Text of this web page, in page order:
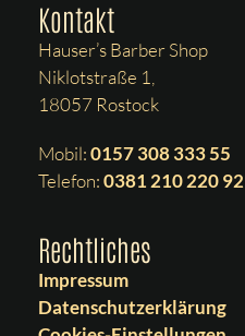
Kontakt
Hauser’s Barber Shop
Niklotstraße 1,
18057 Rostock
Mobil:0157 308 333 55
Telefon:0381 210 220 92
Rechtliches
Impressum
Datenschutzerklärung